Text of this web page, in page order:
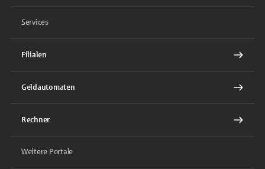
Services
Filialen
Geldautomaten
Rechner
Weitere Portale